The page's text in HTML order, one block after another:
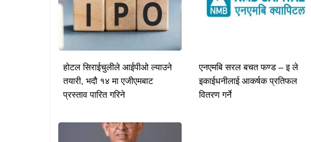
होटल सिराईचुलीले आईपीओ ल्याउने
तयारी, भदौ १४ मा एजीएमबाट
प्रस्ताव पारित गरिने
एनएमबि सरल बचत फण्ड – इ ले
इकाईधनीलाई आकर्षक प्रतिफल
वितरण गर्ने